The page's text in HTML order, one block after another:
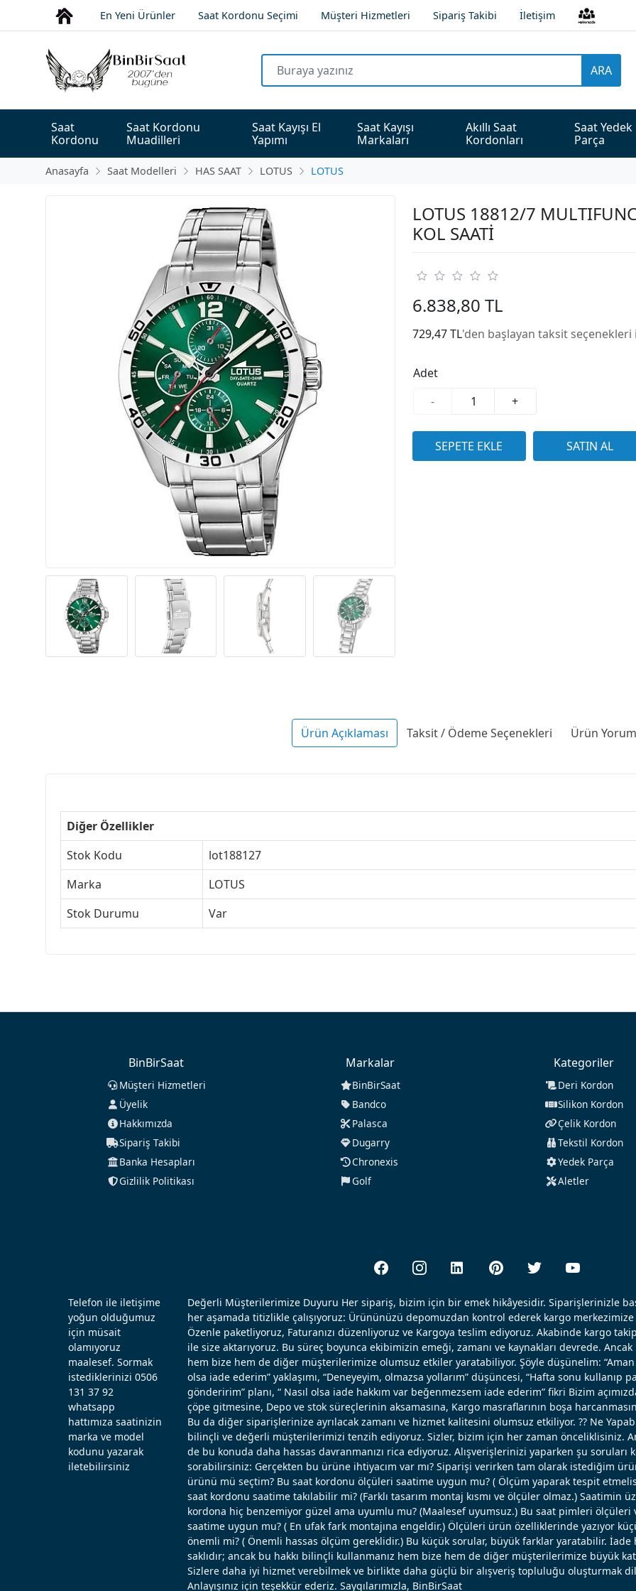
En Yeni Ürünler Saat Kordonu Seçimi Müşteri Hizmetleri Sipariş Takibi İletişim
ARA
Saat
Kordonu
Saat Kordonu
Muadilleri
Saat Kayışı El
Yapımı
Saat Kayışı
Markaları
Akıllı Saat
Kordonları
Saat Yedek
Parça
Anasayfa Saat Modelleri HAS SAAT LOTUS LOTUS
LOTUS 18812/7
KOL SAATİ
6.838,80 TL
729,47 TL'den başlayan taksit
Adet
-
+
Ürün Açıklaması Taksit / Ödeme Seçenekleri Ürün
Diğer Özellikler
Stok Kodu
lot188127
Marka
LOTUS
Stok Durumu
Var
BinBirSaat
Müşteri Hizmetleri
Üyelik
Hakkımızda
Sipariş Takibi
Banka Hesapları
Gizlilik Politikası
Markalar
BinBirSaat
Bandco
Palasca
Dugarry
Chronexis
Golf
Kategoriler
Deri Kordon
Silikon Kordon
Çelik Kordon
Tekstil Kordon
Yedek Parça
Aletler
Telefon ile iletişime
yoğun olduğumuz
için müsait
olamıyoruz
maalesef. Sormak
istediklerinizi 0506
131 37 92
whatsapp
hattımıza saatinizin
marka ve model
kodunu yazarak
iletebilirsiniz
Değerli Müşterilerimize Duyuru Her sipariş, bizim için bir emek hikâyesidir. Siparişlerinizle
her aşamada titizlikle çalışıyoruz: Ürününüzü depomuzdan kontrol ederek kargo merkezimize
Özenle paketliyoruz, Faturanızı düzenliyoruz ve Kargoya teslim ediyoruz. Akabinde kargo
ile size aktarıyoruz. Bu süreç boyunca ekibimizin emeği, zamanı ve kaynakları devrede.
hem bize hem de diğer müşterilerimize olumsuz etkiler yaratabiliyor. Şöyle düşünelim: “Aman
olsa iade ederim” yaklaşımı, “Deneyeyim, olmazsa yollarım” düşüncesi, “Hafta sonu kullanıp
gönderirim” planı, “ Nasıl olsa iade hakkım var beğenmezsem iade ederim” fikri Bizim
çöpe gitmesine, Depo ve stok süreçlerinin aksamasına, Kargo masraflarının boşa
Bu da diğer siparişlerinize ayrılacak zamanı ve hizmet kalitesini olumsuz etkiliyor. ?? Ne
bilinçli ve değerli müşterilerimizi tenzih ediyoruz. Sizler, bizim için her zaman önceliklisiniz.
de bu konuda daha hassas davranmanızı rica ediyoruz. Alışverişlerinizi yaparken şu soruları
sorabilirsiniz: Gerçekten bu ürüne ihtiyacım var mı? Siparişi verirken tam olarak istediğim
ürünü mü seçtim? Bu saat kordonu ölçüleri saatime uygun mu? ( Ölçüm yaparak tespit
saat kordonu saatime takılabilir mi? (Farklı tasarım montaj kısmı ve ölçüler olmaz.) Saatimin
kordona hiç benzemiyor güzel ama uyumlu mu? (Maalesef uyumsuz.) Bu saat pimleri ölçüleri
saatime uygun mu? ( En ufak fark montajına engeldir.) Ölçüleri ürün özelliklerinde yazıyor
önemli mi? ( Önemli hassas ölçüm gereklidir.) Bu küçük sorular, büyük farklar yaratabilir. İade
saklıdır; ancak bu hakkı bilinçli kullanmanız hem bize hem de diğer müşterilerimize büyük
Sizlere daha iyi hizmet verebilmek ve birlikte daha güçlü bir alışveriş topluluğu oluşturmak
Anlayışınız için teşekkür ederiz. Saygılarımızla, BinBirSaat